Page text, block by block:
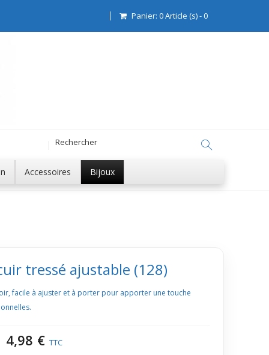
Panier: 0Article (s)-0
Accessoires Bijoux
tressé ajustable (128)
facile à ajuster et à porter pour apporter une touche
4,98 € TTC